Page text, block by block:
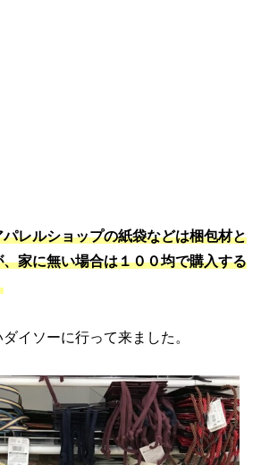
レルショップの紙袋などは梱包材と
家に無い場合は１００均で購入する
イソーに行って来ました。